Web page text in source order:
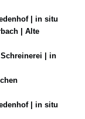
| in situ
| Alte
| in
| in situ